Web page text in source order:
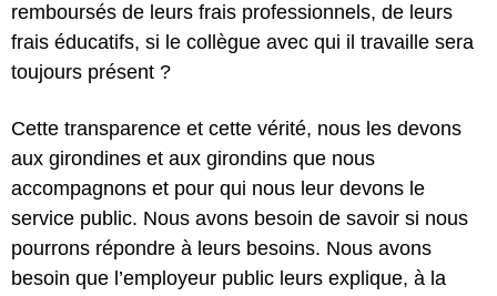
remboursés de leurs frais professionnels, de leurs
frais éducatifs, si le collègue avec qui il travaille sera
toujours présent ?
Cette transparence et cette vérité, nous les devons
aux girondines et aux girondins que nous
accompagnons et pour qui nous leur devons le
service public. Nous avons besoin de savoir si nous
pourrons répondre à leurs besoins. Nous avons
besoin que l’employeur public leurs explique, à la